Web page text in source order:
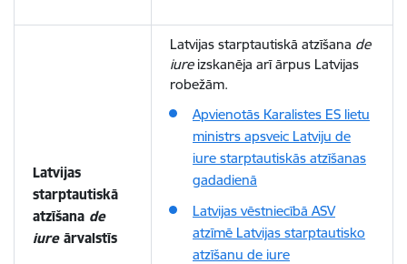
Latvijas
starptautiskā
atzīšana de
iureārvalstīs
Latvijas starptautiskā atzīšana de
iureizskanēja arī ārpus Latvijas
robežām.
Apvienotās Karalistes ES lietu
ministrs apsveic Latviju de
iure starptautiskās atzīšanas
gadadienā
Latvijas vēstniecībā ASV
atzīmē Latvijas starptautisko
atzīšanu de iure